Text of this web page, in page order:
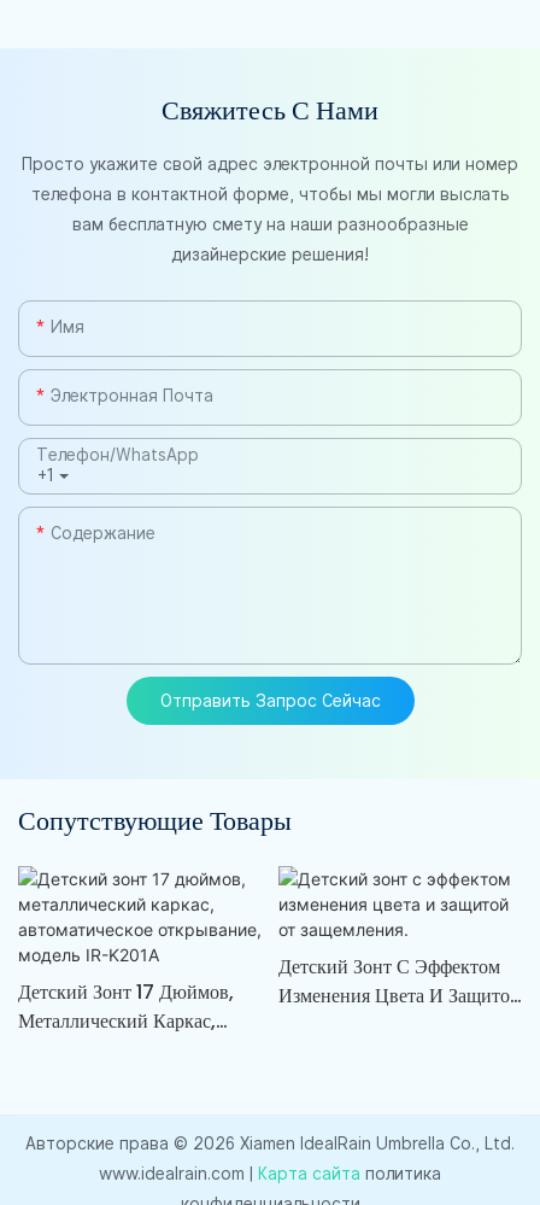
Свяжитесь С Нами
Просто укажите свой адрес электронной почты или номер
телефона в контактной форме, чтобы мы могли выслать
вам бесплатную смету на наши разнообразные
дизайнерские решения!
Имя
Электронная Почта
+1
Телефон/WhatsApp
Содержание
Отправить Запрос Сейчас
Сопутствующие Товары
Детский Зонт 17 Дюймов,
Металлический Каркас,
Детский Зонт С Эффектом
Изменения Цвета И Защитой
Авторские права © 2026 Xiamen IdealRain Umbrella Co., Ltd.
www.idealrain.com |
Карта сайта политика